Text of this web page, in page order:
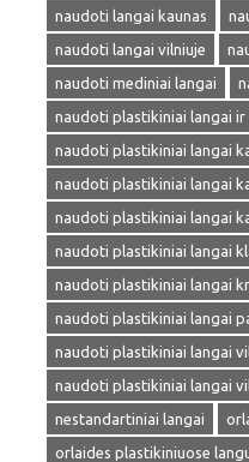
naudoti langai kaunas
naudoti langai vilniuje
naudoti mediniai langai
naudoti plastikiniai langai ir
naudoti plastikiniai langai
naudoti plastikiniai langai
naudoti plastikiniai langai
naudoti plastikiniai langai
naudoti plastikiniai langai
naudoti plastikiniai langai
naudoti plastikiniai langai
naudoti plastikiniai langai
nestandartiniai langai
orlaides plastikiniuose